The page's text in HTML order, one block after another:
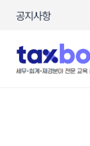
콘텐츠로
공지사항